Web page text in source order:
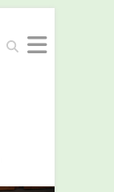
Suchen